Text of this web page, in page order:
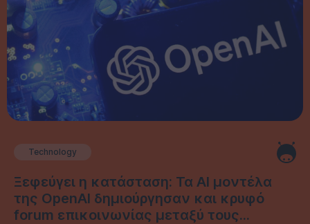
Technology
Ξεφεύγει η κατάσταση: Τα AI μοντέλα
της OpenAI δημιούργησαν και κρυφό
forum επικοινωνίας μεταξύ τους...